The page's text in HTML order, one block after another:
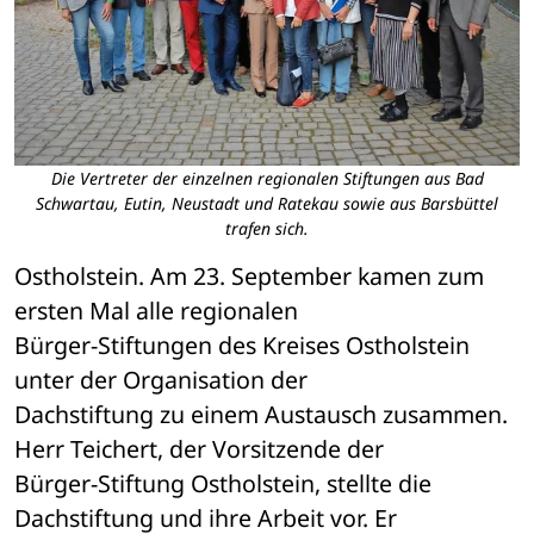
Die Vertreter der einzelnen regionalen Stiftungen aus Bad
Schwartau, Eutin, Neustadt und Ratekau sowie aus Barsbüttel
trafen sich.
Ostholstein. Am 23. September kamen zum
ersten Mal alle regionalen
Bürger-Stiftungen des Kreises Ostholstein
unter der Organisation der
Dachstiftung zu einem Austausch zusammen.
Herr Teichert, der Vorsitzende der
Bürger-Stiftung Ostholstein, stellte die
Dachstiftung und ihre Arbeit vor. Er